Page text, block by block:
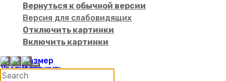
Вернуться к обычной версии
Версия для слабовидящих
Отключить картинки
Включить картинки